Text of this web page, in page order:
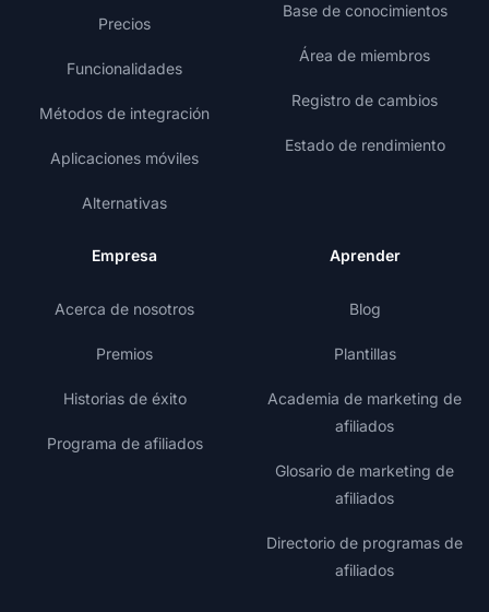
Precios
Funcionalidades
Métodos de integración
Aplicaciones móviles
Alternativas
Base de conocimientos
Área de miembros
Registro de cambios
Estado de rendimiento
Empresa
Acerca de nosotros
Premios
Historias de éxito
Programa de afiliados
Aprender
Blog
Plantillas
Academia de marketing de
afiliados
Glosario de marketing de
afiliados
Directorio de programas de
afiliados